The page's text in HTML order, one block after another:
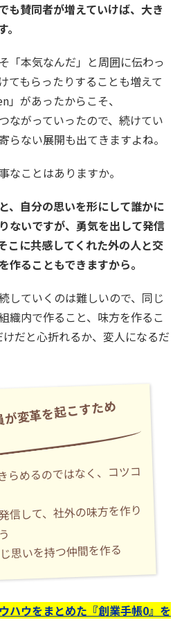
も賛同者が増えていけば、大き
「本気なんだ」と周囲に伝わっ
てもらったりすることも増えて
」があったからこそ、
ながっていったので、続けてい
らない展開も出てきますよね。
なことはありますか。
、自分の思いを形にして誰かに
ないですが、勇気を出して発信
こに共感してくれた外の人と交
作ることもできますから。
していくのは難しいので、同じ
織内で作ること、味方を作るこ
けだと心折れるか、変人になるだ
3
らめるのではなく、コツコ
信して、社外の味方を作り
思いを持つ仲間を作る
ハウをまとめた『創業手帳0』を